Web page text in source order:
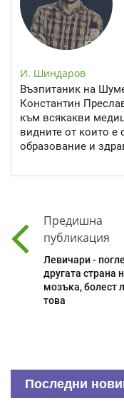
И. Шиндаров
Възпитаник на
Константин
към всякакви
видните от които е
образование и
Предишна
публикация
Левичари -
другата страна
мозъка, болест
това
Последни